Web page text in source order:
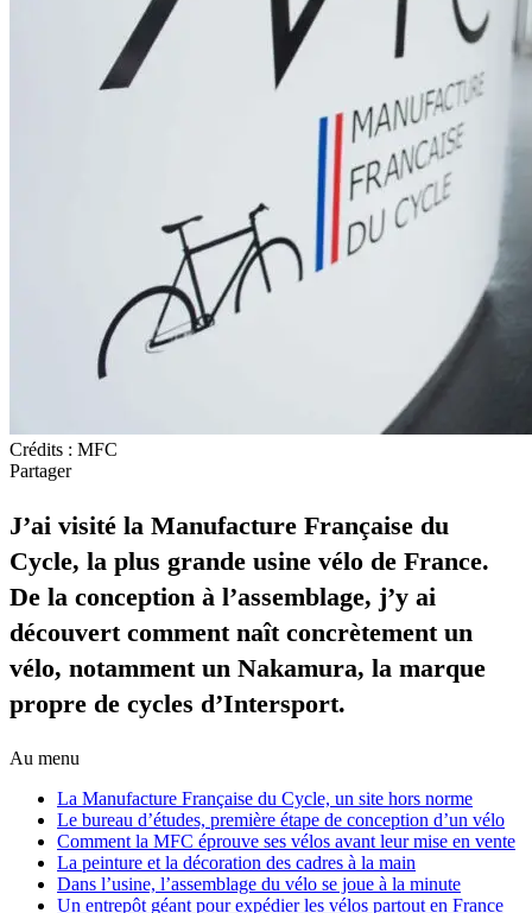
Crédits : MFC
Partager
J’ai visité la Manufacture Française du
Cycle, la plus grande usine vélo de France.
De la conception à l’assemblage, j’y ai
découvert comment naît concrètement un
vélo, notamment un Nakamura, la marque
propre de cycles d’Intersport.
Au menu
La Manufacture Française du Cycle, un site hors norme
Le bureau d’études, première étape de conception d’un vélo
Comment la MFC éprouve ses vélos avant leur mise en vente
La peinture et la décoration des cadres à la main
Dans l’usine, l’assemblage du vélo se joue à la minute
Un entrepôt géant pour expédier les vélos partout en France